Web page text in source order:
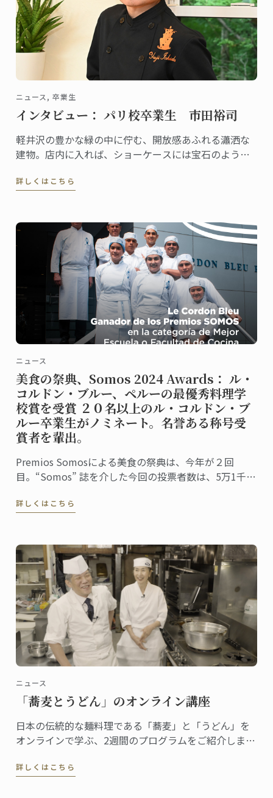
ニュース, 卒業生
インタビュー： パリ校卒業生 市田裕司
軽井沢の豊かな緑の中に佇む、開放感あふれる瀟洒な
建物。店内に入れば、ショーケースには宝石のように
誘います。
詳しくはこちら
ニュース
美食の祭典、Somos 2024 Awards： ル・
コルドン・ブルー、ペルーの最優秀料理学
校賞を受賞 ２０名以上のル・コルドン・ブ
ルー卒業生がノミネート。名誉ある称号受
賞者を輩出。
Premios Somosによる美食の祭典は、今年が２回
目。“Somos” 誌を介した今回の投票者数は、5万1千人
ラン、および関連企業を称え４０部門における受賞
詳しくはこちら
ニュース
「蕎麦とうどん」のオンライン講座
日本の伝統的な麺料理である「蕎麦」と「うどん」を
オンラインで学ぶ、2週間のプログラムをご紹介しま
詳しくはこちら